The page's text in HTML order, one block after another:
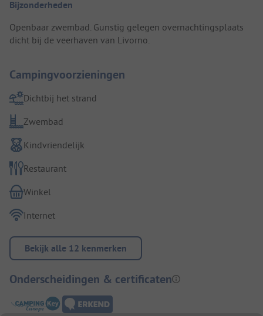
Bijzonderheden
Openbaar zwembad. Gunstig gelegen overnachtingsplaats
dicht bij de veerhaven van Livorno.
Campingvoorzieningen
Dichtbij het strand
Zwembad
Kindvriendelijk
Restaurant
Winkel
Internet
Bekijk alle 12 kenmerken
Onderscheidingen & certificaten